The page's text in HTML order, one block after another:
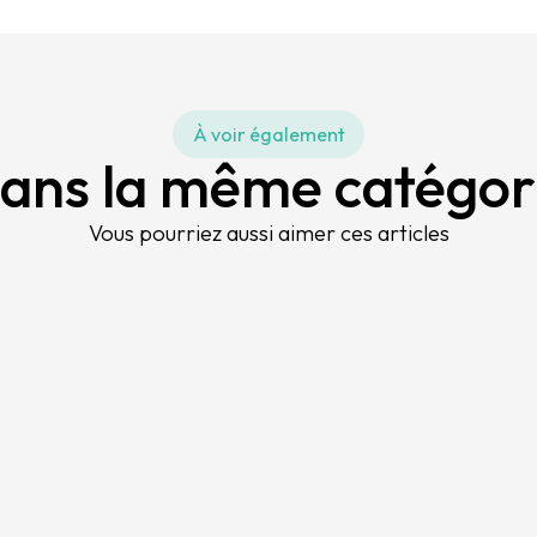
À voir également
la même
Vous pourriez aussi aimer ces articles